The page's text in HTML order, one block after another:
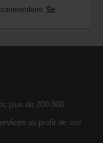
Se
plus de 200.000
au profit de leur